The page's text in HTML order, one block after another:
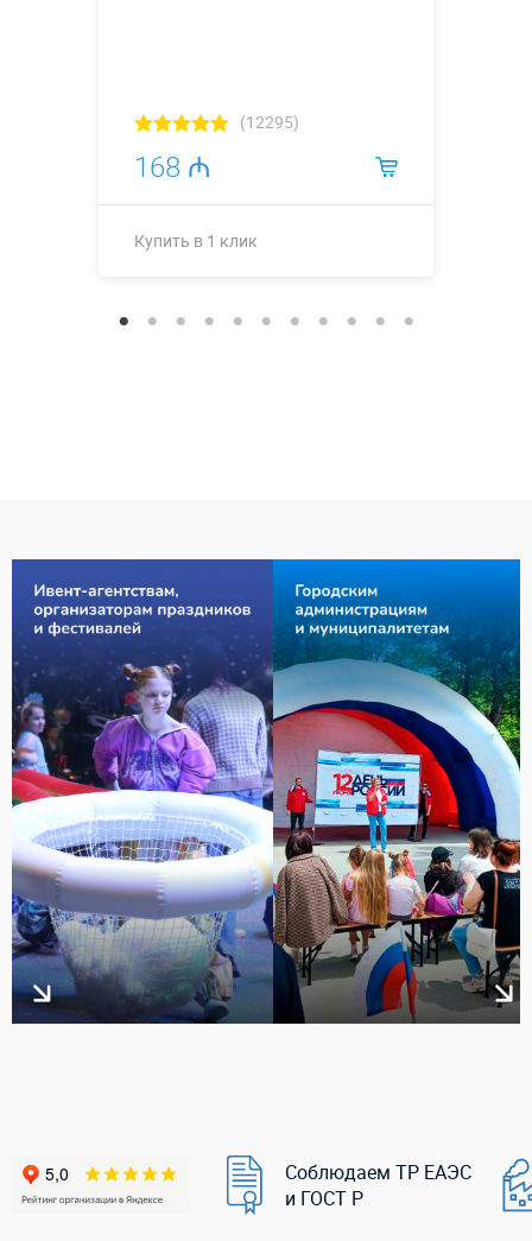
(12295)
168 ₼
Купить в 1 клик
Соблюдаем ТР ЕАЭС
и ГОСТ Р